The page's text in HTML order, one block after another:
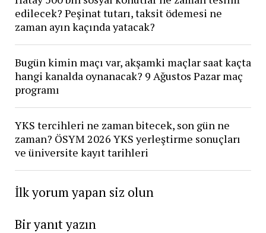
edilecek? Peşinat tutarı, taksit ödemesi ne
zaman ayın kaçında yatacak?
Bugün kimin maçı var, akşamki maçlar saat kaçta
hangi kanalda oynanacak? 9 Ağustos Pazar maç
programı
YKS tercihleri ne zaman bitecek, son gün ne
zaman? ÖSYM 2026 YKS yerleştirme sonuçları
ve üniversite kayıt tarihleri
İlk yorum yapan siz olun
Bir yanıt yazın